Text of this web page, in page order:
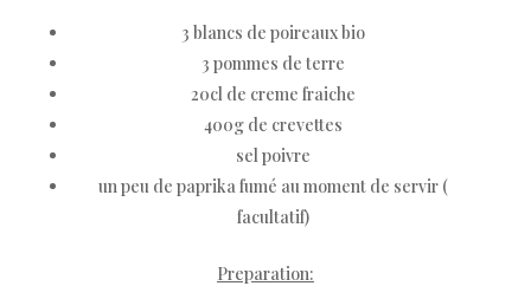
3 blancs de poireaux bio
3 pommes de terre
20cl de creme fraiche
400g de crevettes
sel poivre
un peu de paprika fumé au moment de servir (
facultatif)
Preparation: